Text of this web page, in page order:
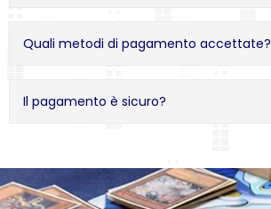
Quali metodi di pagamento accettate?
Il pagamento è sicuro?